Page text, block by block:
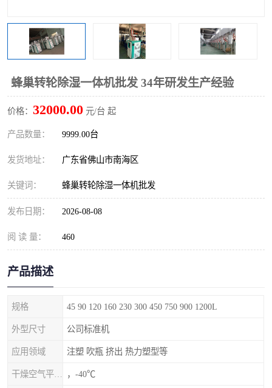
蜂巢转轮除湿一体机批发 34年研发生产经验
价格： 32000.00 元/台 起
产品数量： 9999.00台
发货地址： 广东省佛山市南海区
关键词： 蜂巢转轮除湿一体机批发
发布日期： 2026-08-08
阅 读 量： 460
产品描述
规格 45 90 120 160 230 300 450 750 900 1200L
外型尺寸 公司标准机
应用领域 注塑 吹瓶 挤出 热力塑型等
，-40℃